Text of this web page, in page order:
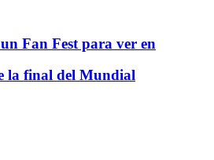
Fan Fest para ver en
la final del Mundial